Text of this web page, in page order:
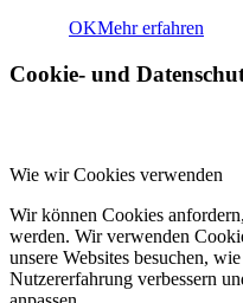
OKMehr erfahren
Cookie- und
Wie wir Cookies verwenden
Wir können Cookies
werden. Wir verwenden
unsere Websites besuchen,
Nutzererfahrung verbessern